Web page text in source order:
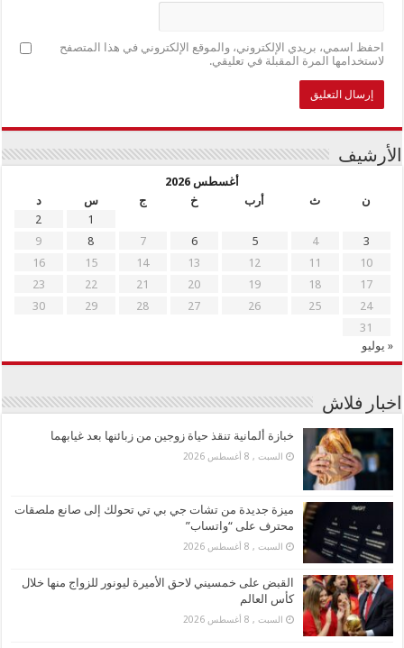
احفظ اسمي، بريدي الإلكتروني، والموقع الإلكتروني في هذا المتصفح
لاستخدامها المرة المقبلة في تعليقي.
الأرشيف
أغسطس 2026
ن
ث أرب خ ج س
د
1
2
3
4
5
6
7
8
9
10
11
12
13
14
15
16
17
18
19
20
21
22
23
24
25
26
27
28
29
30
31
« يوليو
اخبار فلاش
خبازة ألمانية تنقذ حياة زوجين من زبائنها بعد غيابهما
السبت , 8 أغسطس 2026
ميزة جديدة من تشات جي بي تي تحولك إلى صانع ملصقات
محترف على “واتساب”
السبت , 8 أغسطس 2026
القبض على خمسيني لاحق الأميرة ليونور للزواج منها خلال
كأس العالم
السبت , 8 أغسطس 2026